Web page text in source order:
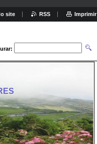
site RSS Imprimir